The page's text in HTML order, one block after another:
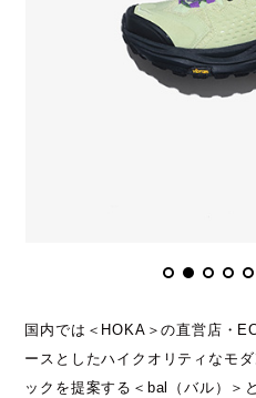
国内では＜HOKA＞の直営店・
ースとしたハイクオリティなモ
ックを提案する＜bal（バル）＞